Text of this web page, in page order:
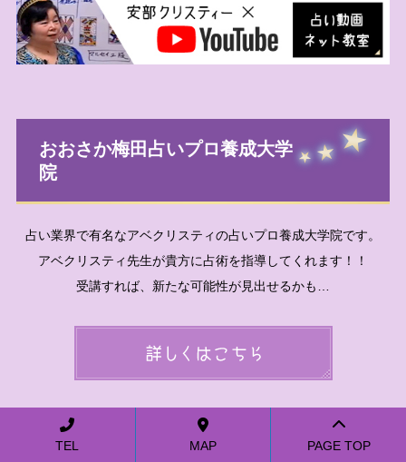
おおさか梅田占いプロ養成大学
院
占い業界で有名なアベクリスティの占いプロ養成大学院です。
アベクリスティ先生が貴方に占術を指導してくれます！！
受講すれば、新たな可能性が見出せるかも…
TEL MAP PAGE TOP